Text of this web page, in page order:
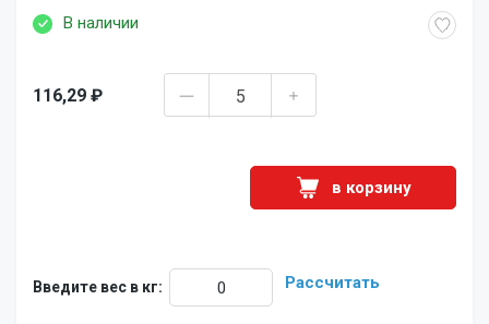
В наличии
116,29 ₽
в корзину
Введите вес в кг: Рассчитать